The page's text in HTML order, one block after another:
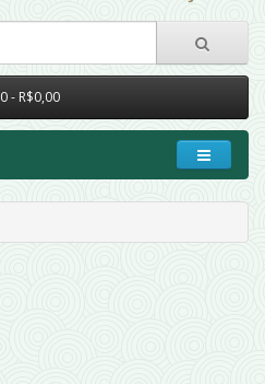
0 - R$0,00